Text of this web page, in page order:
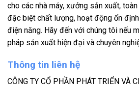
cho các nhà máy, xưởng sản xuất,
đặc biệt chất lượng, hoạt động ổn
điện năng. Hãy đến với chúng tôi nếu
pháp sản xuất hiện đại và chuyên
Thông tin liên hệ
CÔNG TY CỔ PHẦN PHÁT TRIỂN VÀ